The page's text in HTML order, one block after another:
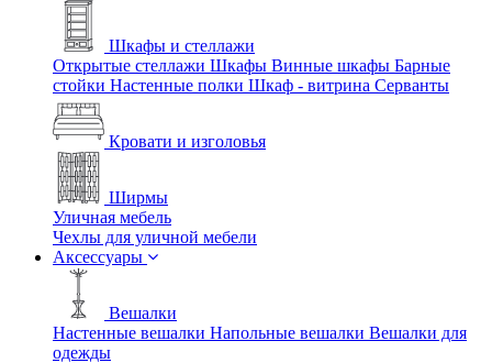
Шкафы и стеллажи
Открытые стеллажи Шкафы Винные шкафы Барные
стойки Настенные полки Шкаф - витрина Серванты
Кровати и изголовья
Ширмы
Уличная мебель
Чехлы для уличной мебели
Аксессуары
Вешалки
Настенные вешалки Напольные вешалки Вешалки для
одежды